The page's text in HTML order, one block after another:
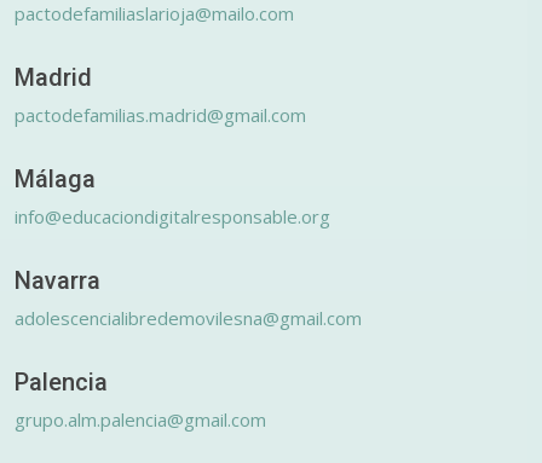
pactodefamiliaslarioja@mailo.com
Madrid
pactodefamilias.madrid@gmail.com
Málaga
info@educaciondigitalresponsable.org
Navarra
adolescencialibredemovilesna@gmail.com
Palencia
grupo.alm.palencia@gmail.com